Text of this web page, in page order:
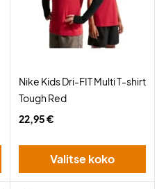
Nike Kids Dri-FIT Multi T-shirt
Tough Red
22,95 €
Valitse koko